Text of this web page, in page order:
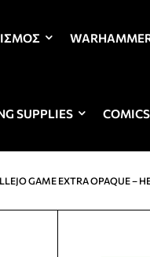
SUPPLIES COMICS
GAME EXTRA OPAQUE